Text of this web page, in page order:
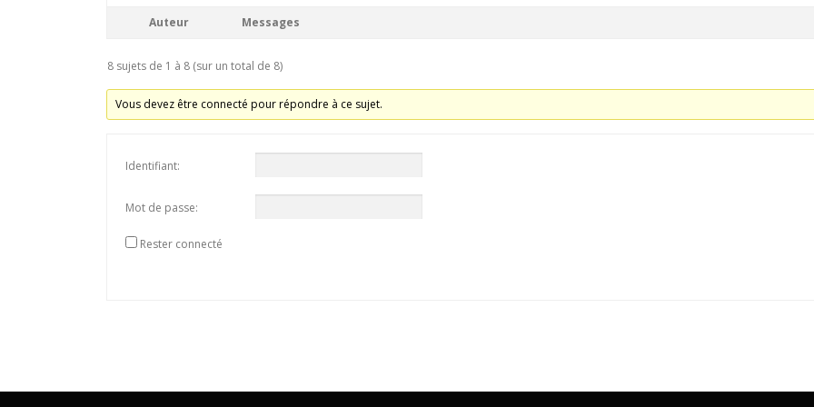
Auteur Messages
8 sujets de 1 à 8 (sur un total de 8)
Vous devez être connecté pour répondre à ce sujet.
Identifiant:
Mot de passe:
Rester connecté